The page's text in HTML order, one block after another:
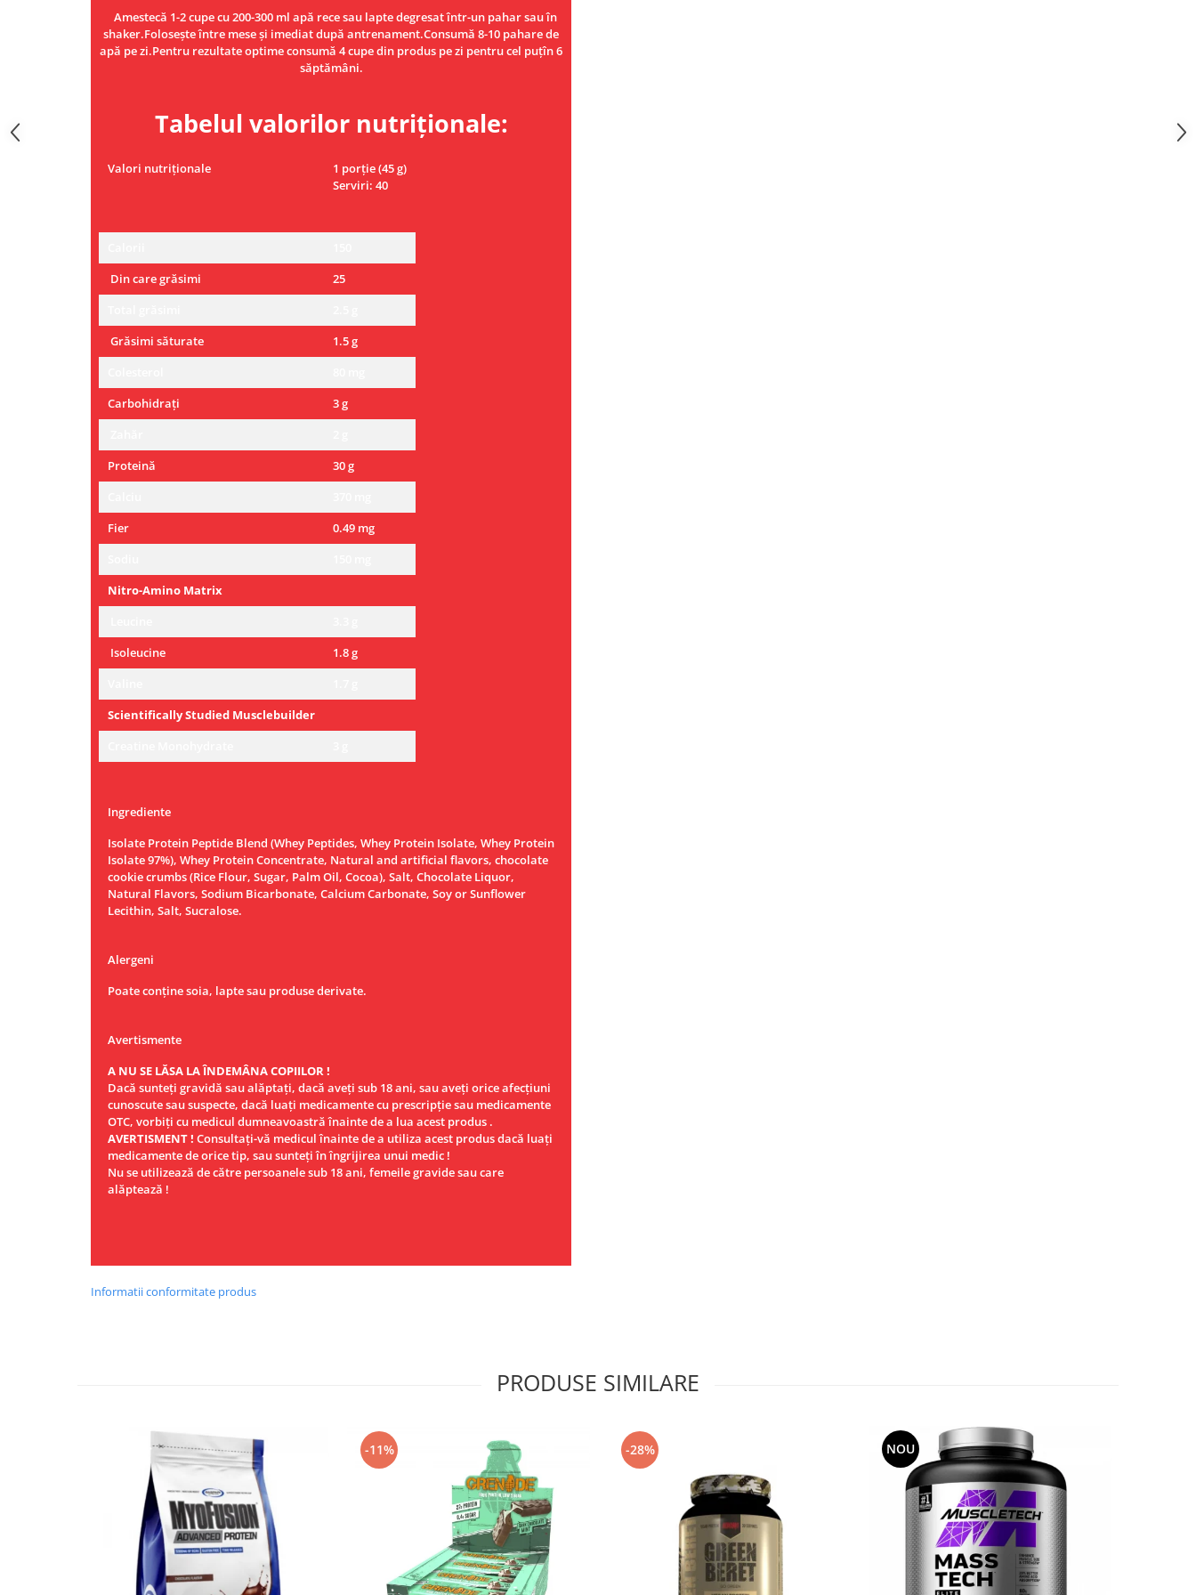
Amestecă 1-2 cupe cu 200-300 ml apă rece sau lapte degresat într-un pahar sau în
shaker.Folosește între mese și imediat după antrenament.Consumă 8-10 pahare de
apă pe zi.Pentru rezultate optime consumă 4 cupe din produs pe zi pentru cel puțîn 6
săptămâni.
Tabelul valorilor nutriționale:
Valori nutriționale
1 porție (45 g)
Serviri: 40
Din care grăsimi
25
Grăsimi săturate
1.5 g
Carbohidrați
3 g
Proteină
30 g
Fier
0.49 mg
Nitro-Amino Matrix
Isoleucine
1.8 g
Scientifically Studied Musclebuilder
Ingrediente
Isolate Protein Peptide Blend (Whey Peptides, Whey Protein Isolate, Whey Protein
Isolate 97%), Whey Protein Concentrate, Natural and artificial flavors, chocolate
cookie crumbs (Rice Flour, Sugar, Palm Oil, Cocoa), Salt, Chocolate Liquor,
Natural Flavors, Sodium Bicarbonate, Calcium Carbonate, Soy or Sunflower
Lecithin, Salt, Sucralose.
Alergeni
Poate conține soia, lapte sau produse derivate.
Avertismente
A NU SE LĂSA LA ÎNDEMÂNA COPIILOR !
Dacă sunteţi gravidă sau alăptaţi, dacă aveţi sub 18 ani, sau aveţi orice afecţiuni
cunoscute sau suspecte, dacă luaţi medicamente cu prescripţie sau medicamente
OTC, vorbiţi cu medicul dumneavoastră înainte de a lua acest produs .
AVERTISMENT ! Consultaţi-vă medicul înainte de a utiliza acest produs dacă luaţi
medicamente de orice tip, sau sunteţi în îngrijirea unui medic !
Nu se utilizează de către persoanele sub 18 ani, femeile gravide sau care
alăptează !
Informatii conformitate produs
PRODUSE SIMILARE
-11% -28% NOU